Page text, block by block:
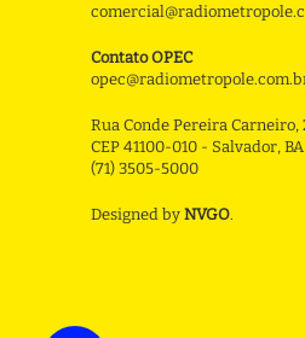
Contato OPEC
Rua Conde Pereira Carneiro,
CEP 41100-010 - Salvador, BA
(71) 3505-5000
Designed by NVGO.